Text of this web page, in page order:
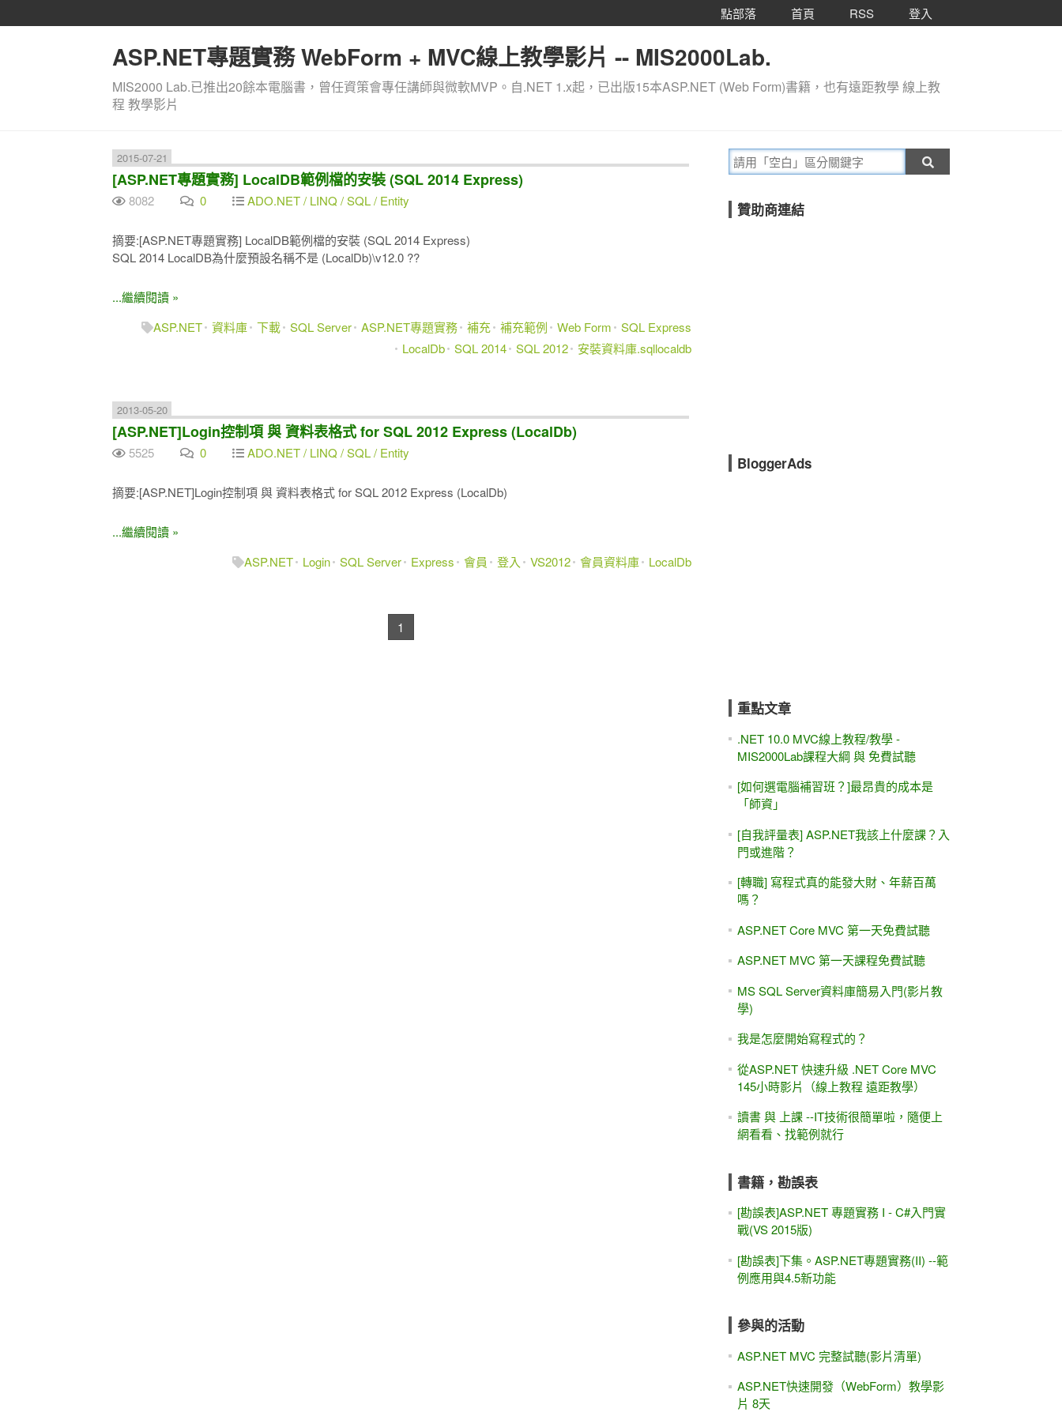
點部落 首頁 RSS 登入
ASP.NET專題實務 WebForm + MVC線上教學影片 -- MIS2000Lab.
MIS2000 Lab.已推出20餘本電腦書，曾任資策會專任講師與微軟MVP。自.NET 1.x起，已出版15本ASP.NET (Web Form)書籍，也有遠距教學 線上教
程 教學影片
2015-07-21
[ASP.NET專題實務] LocalDB範例檔的安裝 (SQL 2014 Express)
8082 0 ADO.NET / LINQ / SQL / Entity
摘要:[ASP.NET專題實務] LocalDB範例檔的安裝 (SQL 2014 Express)
SQL 2014 LocalDB為什麼預設名稱不是 (LocalDb)\v12.0 ??
...繼續閱讀 »
ASP.NET 資料庫 下載 SQL Server ASP.NET專題實務 補充 補充範例 Web Form
SQL Express
LocalDb SQL 2014 SQL 2012 安裝資料庫.sqllocaldb
2013-05-20
[ASP.NET]Login控制項 與 資料表格式 for SQL 2012 Express (LocalDb)
5525 0 ADO.NET / LINQ / SQL / Entity
摘要:[ASP.NET]Login控制項 與 資料表格式 for SQL 2012 Express (LocalDb)
...繼續閱讀 »
ASP.NET
Login SQL Server Express 會員 登入 VS2012 會員資料庫 LocalDb
1
贊助商連結
BloggerAds
重點文章
.NET 10.0 MVC線上教程/教學 -
MIS2000Lab課程大綱 與 免費試聽
[如何選電腦補習班？]最昂貴的成本是
「師資」
[自我評量表] ASP.NET我該上什麼課？入
門或進階？
[轉職] 寫程式真的能發大財、年薪百萬
嗎？
ASP.NET Core MVC 第一天免費試聽
ASP.NET MVC 第一天課程免費試聽
MS SQL Server資料庫簡易入門(影片教
學)
我是怎麼開始寫程式的？
從ASP.NET 快速升級 .NET Core MVC
145小時影片（線上教程 遠距教學）
讀書 與 上課 --IT技術很簡單啦，隨便上
網看看、找範例就行
書籍，勘誤表
[勘誤表]ASP.NET 專題實務 I - C#入門實
戰(VS 2015版)
[勘誤表]下集。ASP.NET專題實務(II) --範
例應用與4.5新功能
參與的活動
ASP.NET MVC 完整試聽(影片清單)
ASP.NET快速開發（WebForm）教學影
片 8天